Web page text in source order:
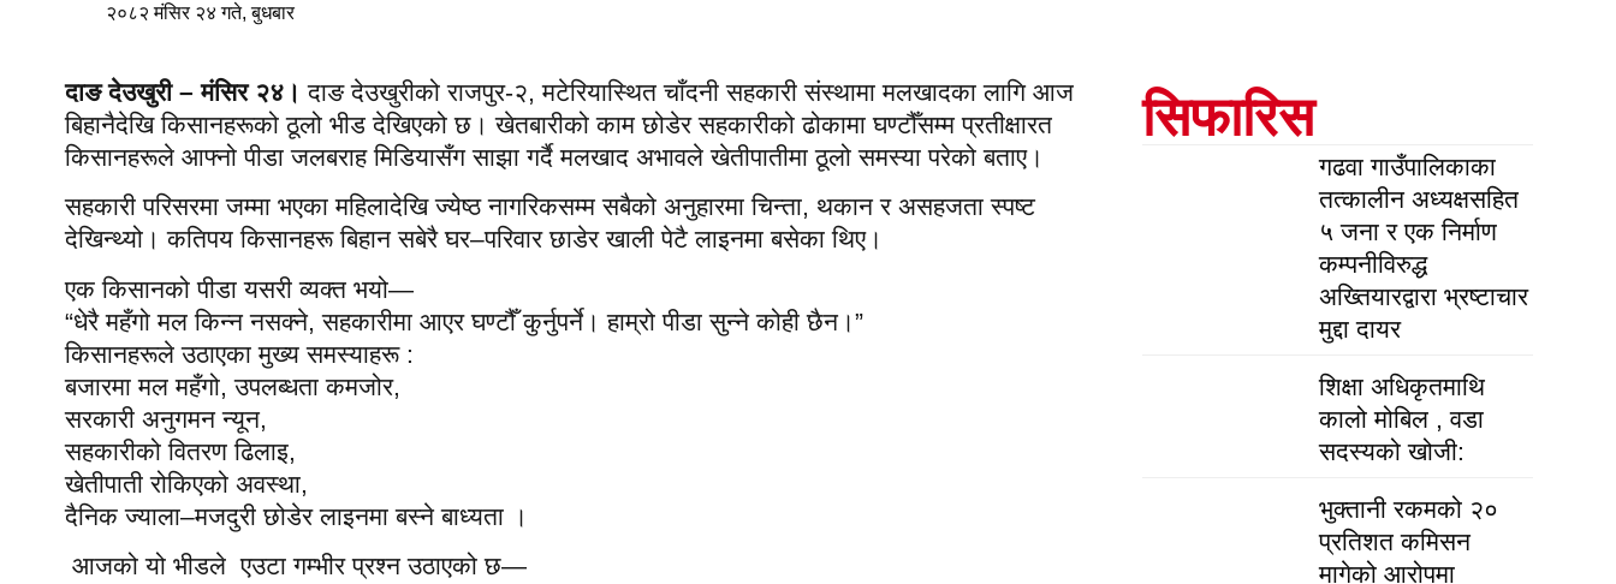
२०८२ मंसिर २४ गते, बुधबार
दाङ देउखुरी – मंसिर २४।दाङ देउखुरीको राजपुर-२, मटेरियास्थित चाँदनी सहकारी संस्थामा मलखादका लागि आज
बिहानैदेखि किसानहरूको ठूलो भीड देखिएको छ। खेतबारीको काम छोडेर सहकारीको ढोकामा घण्टौँसम्म प्रतीक्षारत
किसानहरूले आफ्नो पीडा जलबराह मिडियासँग साझा गर्दै मलखाद अभावले खेतीपातीमा ठूलो समस्या परेको बताए।
सहकारी परिसरमा जम्मा भएका महिलादेखि ज्येष्ठ नागरिकसम्म सबैको अनुहारमा चिन्ता, थकान र असहजता स्पष्ट
देखिन्थ्यो। कतिपय किसानहरू बिहान सबेरै घर–परिवार छाडेर खाली पेटै लाइनमा बसेका थिए।
एक किसानको पीडा यसरी व्यक्त भयो—
“धेरै महँगो मल किन्न नसक्ने, सहकारीमा आएर घण्टौँ कुर्नुपर्ने। हाम्रो पीडा सुन्ने कोही छैन।”
किसानहरूले उठाएका मुख्य समस्याहरू :
बजारमा मल महँगो, उपलब्धता कमजोर,
सरकारी अनुगमन न्यून,
सहकारीको वितरण ढिलाइ,
खेतीपाती रोकिएको अवस्था,
दैनिक ज्याला–मजदुरी छोडेर लाइनमा बस्ने बाध्यता ।
आजको यो भीडले एउटा गम्भीर प्रश्न उठाएको छ—
सिफारिस
गढवा गाउँपालिकाका
तत्कालीन अध्यक्षसहित
५ जना र एक निर्माण
कम्पनीविरुद्ध
अख्तियारद्वारा भ्रष्टाचार
मुद्दा दायर
शिक्षा अधिकृतमाथि
कालो मोबिल , वडा
सदस्यको खोजी:
भुक्तानी रकमको २०
प्रतिशत कमिसन
मागेको आरोपमा